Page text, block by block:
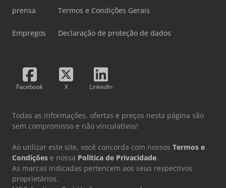
prensa
Empregos
Termos e Condições Gerais
Declaração de proteção de dados
Facebook X LinkedIn
Todas as informações, ofertas e preços nesta página são
sem compromisso e não vinculativos!
Ao utilizar este site, você concorda com nossos Termos e
Condições e nossa Política de Privacidade.
As marcas indicadas pertencem aos seus respectivos
proprietários.